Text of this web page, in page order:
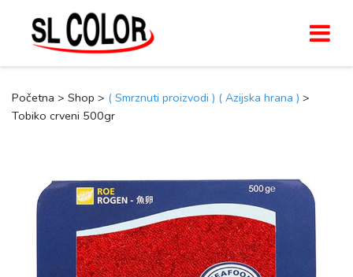
Početna > Shop > ( Smrznuti proizvodi ) ( Azijska hrana ) >
Tobiko crveni 500gr